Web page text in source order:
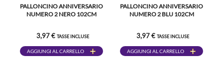
PALLONCINO ANNIVERSARIO
NUMERO 2 NERO 102CM
3,97 € TASSE INCLUSE
AGGIUNGI AL CARRELLO
PALLONCINO ANNIVERSARIO
NUMERO 2 BLU 102CM
3,97 € TASSE INCLUSE
AGGIUNGI AL CARRELLO